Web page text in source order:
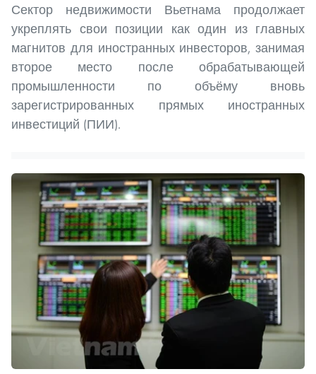
Сектор недвижимости Вьетнама продолжает
укреплять свои позиции как один из главных
магнитов для иностранных инвесторов, занимая
второе место после обрабатывающей
промышленности по объёму вновь
зарегистрированных прямых иностранных
инвестиций (ПИИ).